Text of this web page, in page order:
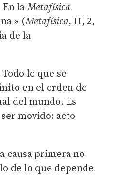
laMetafísica
» (Metafísica, II, 2,
de la
lo que se
en el orden de
del mundo. Es
movido: acto
causa primera no
de lo que depende